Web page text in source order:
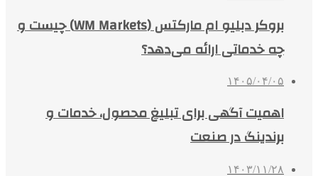
بروکر دبلیو ام مارکتس (WM Markets) چیست و
چه خدماتی ارائه می‌دهد؟
۱۴۰۵/۰۴/۰۵
اهمیت آگهی برای تبلیغ محصول، خدمات و
برندینگ در صنعت
۱۴۰۳/۱۱/۲۸